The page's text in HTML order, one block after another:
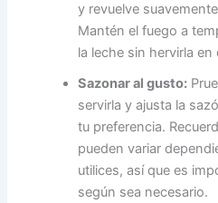
y revuelve
Mantén el fuego a
la leche sin hervirla en
Sazonar al gusto:
servirla y ajusta la
tu preferencia.
pueden variar
utilices, así que es
según sea necesario.